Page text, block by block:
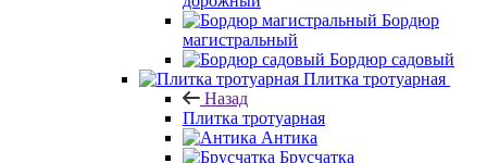
Бордюр
магистральный
Бордюр садовый
Плитка тротуарная
Назад
Плитка тротуарная
Антика
Брусчатка